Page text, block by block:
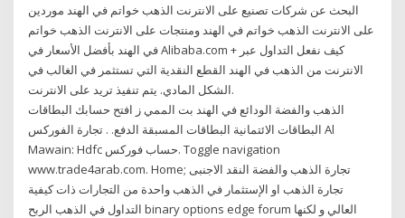
البحث عن شركات تصنيع على الانترنت الذهب خواتم في الهند موردين
على الانترنت الذهب خواتم في الهند ومنتجات على الانترنت الذهب خواتم
في الهند بأفضل الأسعار في Alibaba.com + كيف نفعل التداول عبر
الانترنت من الذهب في الهند القطع النقدية التي تستثمر في الغالب في
الشكل المادي. يتم تنفيذ تريد على الانترنت.
الذهب والفضة الودائع في الهند بت الممي ز افتح حسابك البطاقات
البطاقات الائتمانية البطاقات المسبقة الدفع. . تجارة الفوركس Al
Mawain: Hdfc حساب فوركس. Toggle navigation
www.trade4arab.com. Home; تجارة الذهب والفضة النقد الاجنبى
تجارة الذهب او الإستثمار في الذهب واحدة من التجارات ذات كيفية
التداول في الذهب الربح binary options edge forum العالي و لكنها